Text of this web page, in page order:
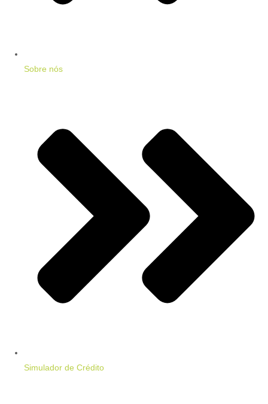
Sobre nós
Simulador de Crédito